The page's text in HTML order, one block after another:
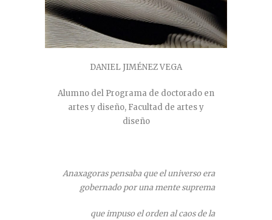
DANIEL JIMÉNEZ VEGA
Alumno del Programa de doctorado en
artes y diseño, Facultad de artes y
diseño
Anaxagoras pensaba que el universo era
gobernado por una mente suprema
que impuso el orden al caos de la